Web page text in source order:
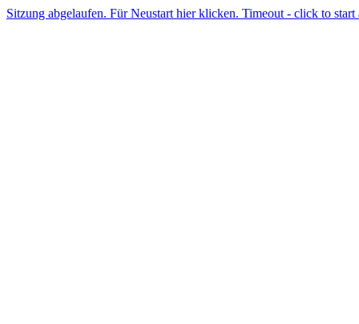
Sitzung abgelaufen. Für Neustart hier klicken. Timeout - click to start